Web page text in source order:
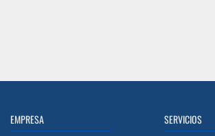
EMPRESA
SERVICIOS